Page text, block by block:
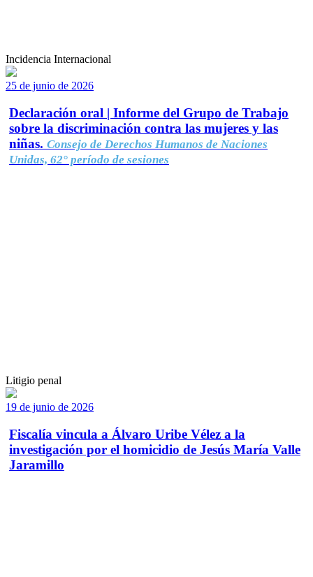
Incidencia Internacional
25 de junio de 2026
Declaración oral | Informe del Grupo de Trabajo
sobre la discriminación contra las mujeres y las
niñas. Consejo de Derechos Humanos de Naciones
Unidas, 62° período de sesiones
Litigio penal
19 de junio de 2026
Fiscalía vincula a Álvaro Uribe Vélez a la
investigación por el homicidio de Jesús María Valle
Jaramillo